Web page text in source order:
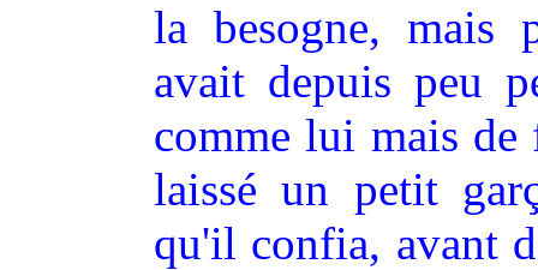
la besogne, mais
avait depuis peu
comme lui mais
laissé un petit
qu'il confia, avant